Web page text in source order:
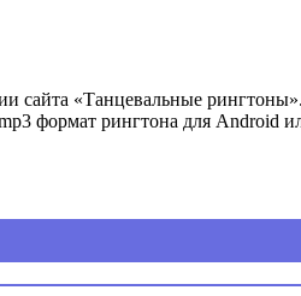
сайта «Танцевальные
формат рингтона для Android